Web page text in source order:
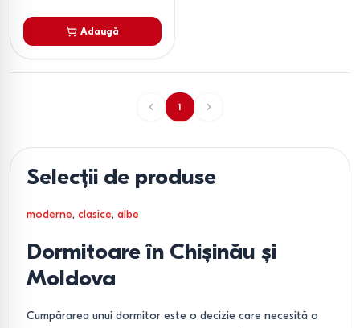
Adaugă
1
Selecții de produse
moderne, clasice, albe
Dormitoare în Chișinău și
Moldova
Cumpărarea unui dormitor este o decizie care necesită o